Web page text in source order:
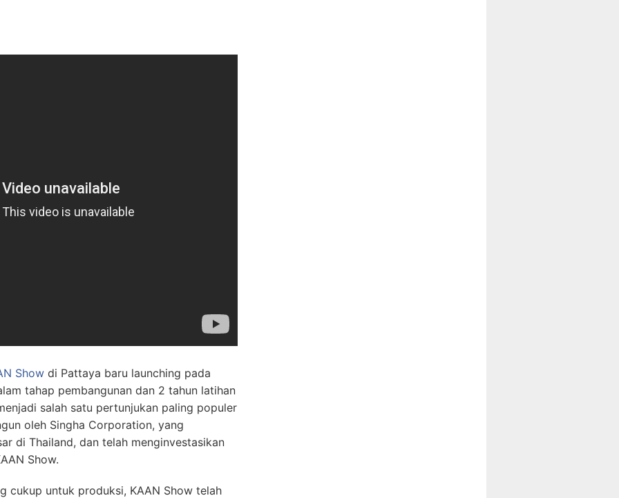
Show di Pattaya baru launching pada
tahap pembangunan dan 2 tahun latihan
salah satu pertunjukan paling populer
oleh Singha Corporation, yang
di Thailand, dan telah menginvestasikan
Show.
cukup untuk produksi, KAAN Show telah